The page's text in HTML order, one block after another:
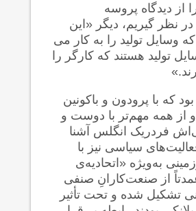
از دیدگاه پروسه
نظر گیریم، دیگر «این
وسایل تولید را به کار می
تولید هستند که کارگر را
که با پرودون و باکونین
و از همه مهم‌تر با دوست و
فردریک انگلس آشنا
سیاسی نیز با
به‌ویژه «اتحادیه‌ی
از صنعت‌کارانِ صنفی
تشکیل شده و تحت تأثیر